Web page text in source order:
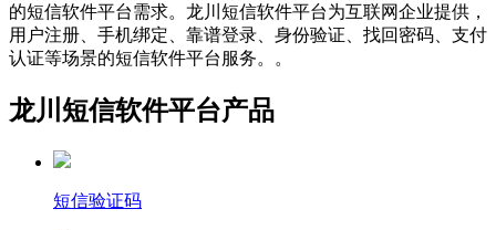
的短信软件平台需求。龙川短信软件平台为互联网企业提供，
用户注册、手机绑定、靠谱登录、身份验证、找回密码、支付
认证等场景的短信软件平台服务。。
龙川短信软件平台产品
短信验证码